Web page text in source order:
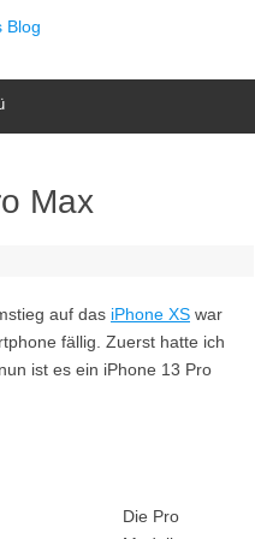
Max
auf das iPhone XS war
fällig. Zuerst hatte ich
ist es ein iPhone 13 Pro
Die Pro